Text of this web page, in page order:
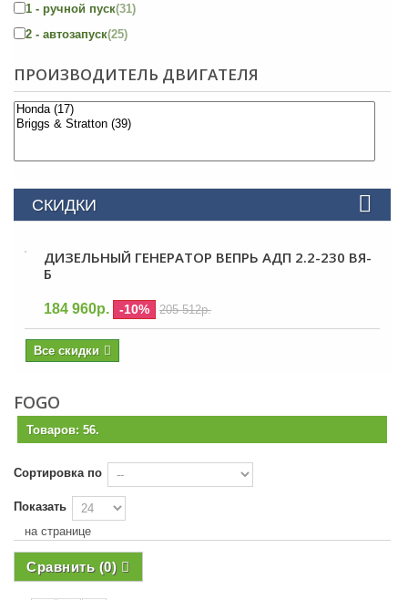
1 - ручной пуск(31)
2 - автозапуск(25)
ПРОИЗВОДИТЕЛЬ ДВИГАТЕЛЯ
СКИДКИ
ДИЗЕЛЬНЫЙ ГЕНЕРАТОР ВЕПРЬ АДП 2.2-230 ВЯ-
Б
184 960р. -10% 205 512р.
Все скидки
FOGO
Товаров: 56.
Сортировка по
Показать
на странице
Сравнить (0)